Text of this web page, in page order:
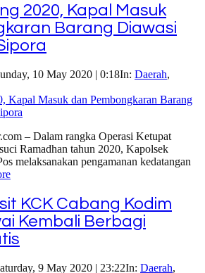
2020, Kapal Masuk
Barang Diawasi
10 May 2020 | 0:18In: Daerah,
– Dalam rangka Operasi Ketupat
Ramadhan tahun 2020, Kapolsek
melaksanakan pengamanan kedatangan
KCK Cabang Kodim
Kembali Berbagi
9 May 2020 | 23:22In: Daerah,